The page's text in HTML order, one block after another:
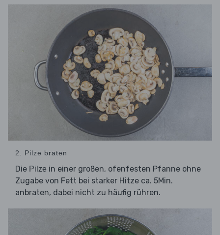
2. Pilze braten
Die Pilze in einer großen, ofenfesten Pfanne ohne
Zugabe von Fett bei starker Hitze ca. 5Min.
anbraten, dabei nicht zu häufig rühren.